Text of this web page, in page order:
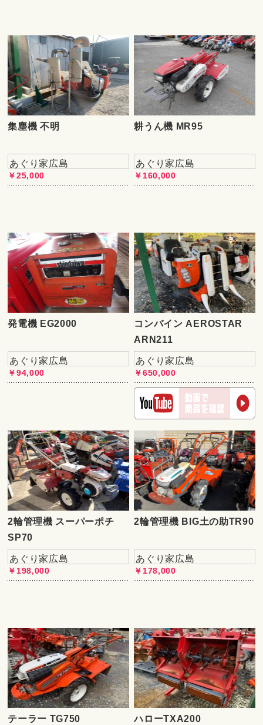
集塵機 不明
あぐり家広島
￥25,000
耕うん機 MR95
あぐり家広島
￥160,000
発電機 EG2000
あぐり家広島
￥94,000
コンバイン AEROSTAR
ARN211
あぐり家広島
￥650,000
2輪管理機 スーパーポチ
SP70
あぐり家広島
￥198,000
2輪管理機 BIG土の助TR90
あぐり家広島
￥178,000
テーラー TG750 ハローTXA200